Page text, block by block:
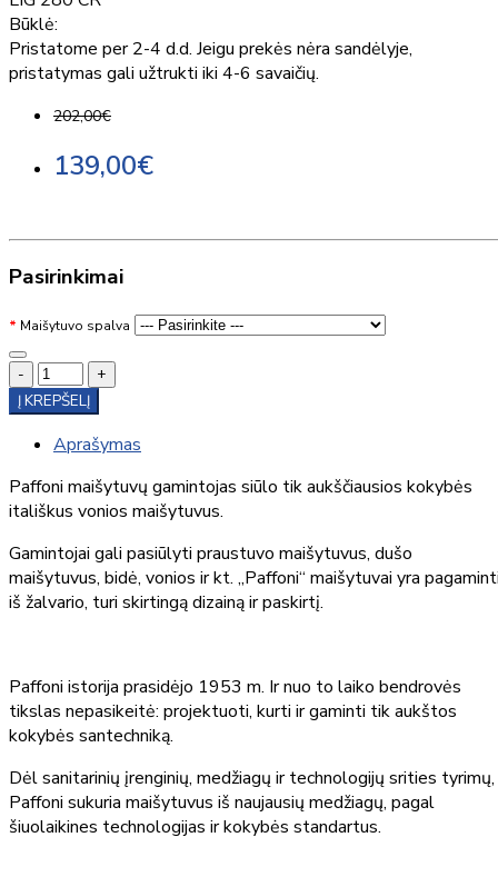
Būklė:
Pristatome per 2-4 d.d. Jeigu prekės nėra sandėlyje,
pristatymas gali užtrukti iki 4-6 savaičių.
202,00€
139,00€
Pasirinkimai
Maišytuvo spalva
-
+
Į KREPŠELĮ
Aprašymas
Paffoni maišytuvų gamintojas siūlo tik aukščiausios kokybės
itališkus vonios maišytuvus.
Gamintojai gali pasiūlyti praustuvo maišytuvus, dušo
maišytuvus, bidė, vonios ir kt. „Paffoni“ maišytuvai yra
iš žalvario, turi skirtingą dizainą ir paskirtį.
Paffoni istorija prasidėjo 1953 m. Ir nuo to laiko bendrovės
tikslas nepasikeitė: projektuoti, kurti ir gaminti tik aukštos
kokybės santechniką.
Dėl sanitarinių įrenginių, medžiagų ir technologijų srities tyrimų,
Paffoni sukuria maišytuvus iš naujausių medžiagų, pagal
šiuolaikines technologijas ir kokybės standartus.